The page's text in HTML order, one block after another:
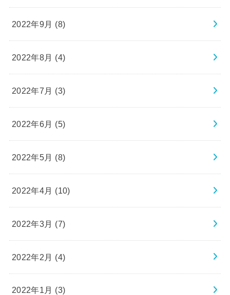
2022年9月 (8)
2022年8月 (4)
2022年7月 (3)
2022年6月 (5)
2022年5月 (8)
2022年4月 (10)
2022年3月 (7)
2022年2月 (4)
2022年1月 (3)